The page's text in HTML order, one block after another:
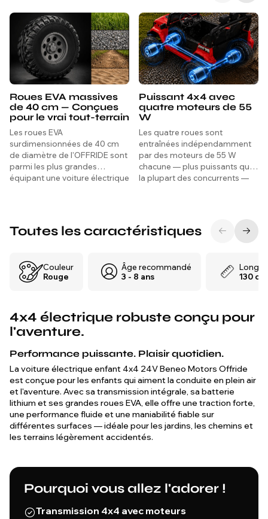
Roues EVA massives
de 40 cm — Conçues
pour le vrai tout-terrain
Les roues EVA
surdimensionnées de 40 cm
de diamètre de l'OFFRIDE sont
parmi les plus grandes
équipant une voiture électrique
allure agressive qui la distingue
visuellement de toutes les
Puissant 4x4 avec
quatre moteurs de 55
W
Les quatre roues sont
entraînées indépendamment
par des moteurs de 55 W
chacune — plus puissants que
la plupart des concurrents —
accidentés que les voitures à
traction arrière ne peuvent tout
Toutes les caractéristiques
Couleur
Rouge
Âge recommandé
3 - 8 ans
130 cm
4x4 électrique robuste conçu pour
l'aventure.
Performance puissante. Plaisir quotidien.
La voiture électrique enfant 4x4 24V Beneo Motors Offride
est conçue pour les enfants qui aiment la conduite en plein air
et l'aventure. Avec sa transmission intégrale, sa batterie
lithium et ses grandes roues EVA, elle offre une traction forte,
une performance fluide et une maniabilité fiable sur
différentes surfaces — idéale pour les jardins, les chemins et
les terrains légèrement accidentés.
Pourquoi vous allez l'adorer !
Transmission 4x4 avec moteurs